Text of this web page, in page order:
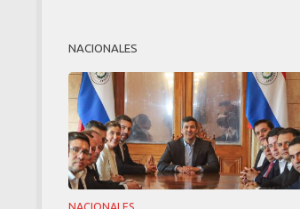
NACIONALES
NACIONALES